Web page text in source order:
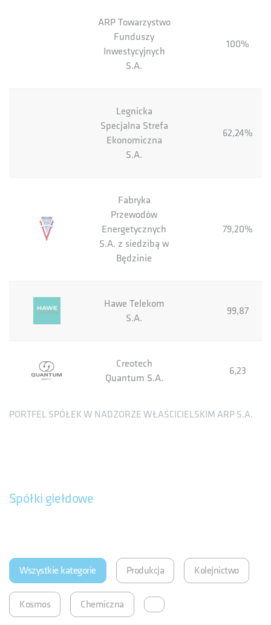
PORTFEL SPÓŁEK W NADZORZE WŁAŚCICIELSKIM ARP S.A.
ARP Towarzystwo
Funduszy
Inwestycyjnych
S.A.
100%
Legnicka
Specjalna Strefa
Ekonomiczna
S.A.
62,24%
Fabryka
Przewodów
Energetycznych
S.A. z siedzibą w
Będzinie
79,20%
Hawe Telekom
S.A.
99,87
Creotech
Quantum S.A.
6,23
Spółki giełdowe
Wszystkie kategorie Produkcja Kolejnictwo
Kosmos Chemiczna